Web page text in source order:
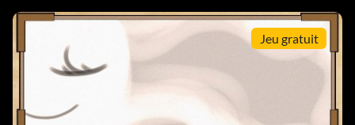
Jeu gratuit